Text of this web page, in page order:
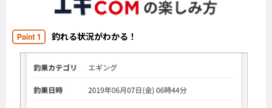
釣れる状況がわかる！